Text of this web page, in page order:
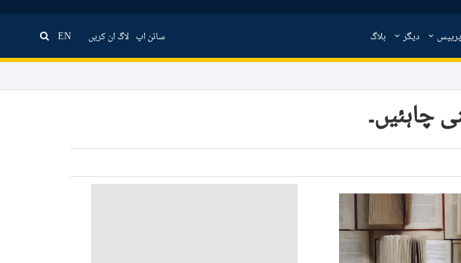
دیگر بلاگ سائن اپ لاگ ان کریں EN
چاہئیں۔